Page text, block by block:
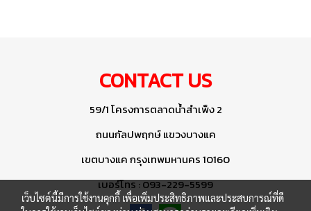
CONTACT US
59/1 โครงการตลาดน้ำสำเพ็ง 2
ถนนกัลปพฤกษ์ แขวงบางแค
เขตบางแค กรุงเทพมหานคร 10160
เบอร์โทร : 093-229-5599
เว็บไซต์นี้มีการใช้งานคุกกี้ เพื่อเพิ่มประสิทธิภาพและประสบการณ์ที่ดี